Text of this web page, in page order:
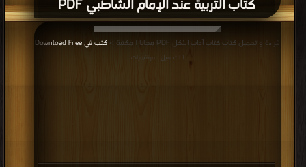
كتاب التربية عند الإمام الشاطبي PDF
قراءة و تحميل كتاب كتاب آداب الأكل PDF مجانا | مكتبة > كتب في Download Free
| التحميل : مرة/مرات